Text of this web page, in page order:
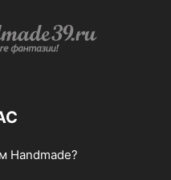
Handmade?